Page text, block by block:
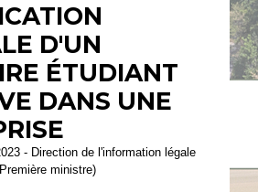
D'UN
ÉTUDIANT
DANS UNE
- Direction de l'information légale
ministre)